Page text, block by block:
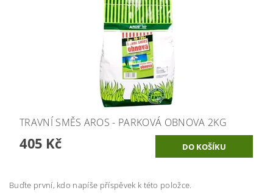
TRAVNÍ SMĚS AROS - PARKOVÁ OBNOVA 2KG
405 Kč
Buďte první, kdo napíše příspěvek k této položce.